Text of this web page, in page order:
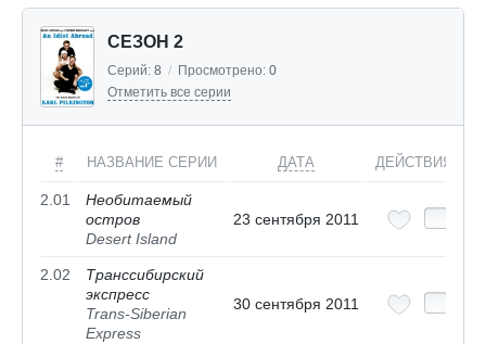
СЕЗОН 2
Серий: 8 / Просмотрено: 0
Отметить все серии
# НАЗВАНИЕ СЕРИИ ДАТА ДЕЙСТВИЯ
2.01
Необитаемый
остров
Desert Island
23 сентября 2011
2.02
Транссибирский
экспресс
Trans-Siberian
Express
30 сентября 2011